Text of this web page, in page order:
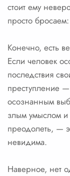
стоит ему
просто
Конечно, есть
Если человек
последствия
преступление
осознанным
злым умыслом и
преодолеть, —
невидима.
Наверное, нет